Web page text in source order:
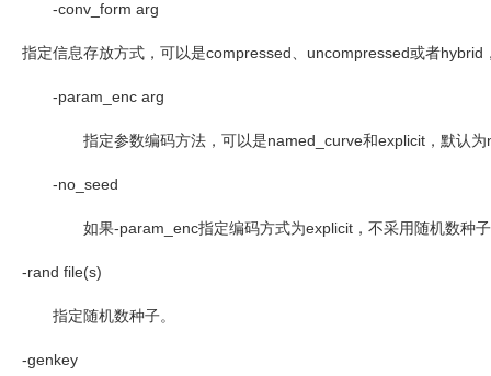
-conv_form arg
指定信息存放方式，可以是compressed uncompressed或者hybrid
-param_enc arg
指定参数编码方法，可以是named_curve和explicit ，默认为
-no_seed
如果-param_enc指定编码方式为explicit ，不采用随机数种
-rand file(s)
指定随机数种子。
-genkey